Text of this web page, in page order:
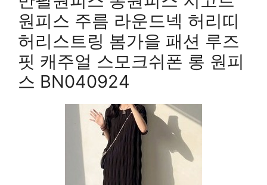
원피스 주름 라운드넥 허리띠
허리스트링 봄가을 패션 루즈
핏 캐주얼 스모크쉬폰 롱 원피
스 BN040924